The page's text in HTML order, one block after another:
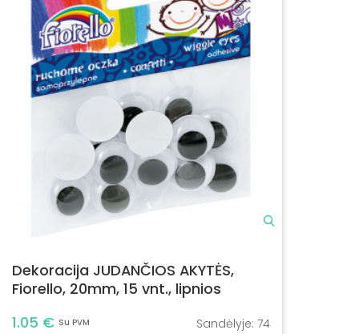
Dekoracija JUDANČIOS AKYTĖS,
Fiorello, 20mm, 15 vnt., lipnios
1.05 € Su PVM Sandėlyje: 74